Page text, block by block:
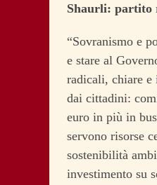
Shaurli: partito
“Sovranismo e
e stare al
radicali, chiare e
dai cittadini:
euro in più in
servono risorse
sostenibilità
investimento su